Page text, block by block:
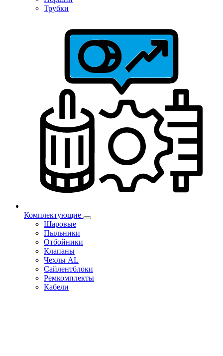
Трубки
Комплектующие
Шаровые
Пыльники
Отбойники
Клапаны
Чехлы AL
Сайлентблоки
Ремкомплекты
Кабели